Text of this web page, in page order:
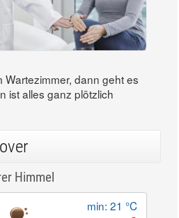
Wartezimmer, dann geht es
ist alles ganz plötzlich
Himmel
min: 21 °C